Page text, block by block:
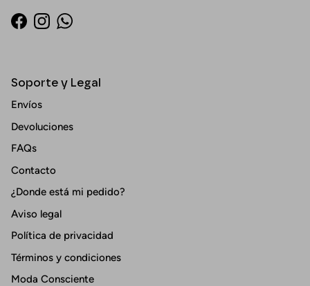
Facebook
InstagramWhatsApp
Soporte y Legal
Envíos
Devoluciones
FAQs
Contacto
¿Donde está mi pedido?
Aviso legal
Política de privacidad
Términos y condiciones
Moda Consciente